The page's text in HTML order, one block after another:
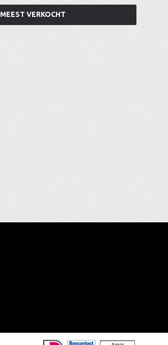
MEEST VERKOCHT